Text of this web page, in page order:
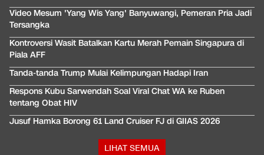
Video Mesum 'Yang Wis Yang' Banyuwangi, Pemeran Pria Jadi
Tersangka
Kontroversi Wasit Batalkan Kartu Merah Pemain Singapura di
Piala AFF
Tanda-tanda Trump Mulai Kelimpungan Hadapi Iran
Respons Kubu Sarwendah Soal Viral Chat WA ke Ruben
tentang Obat HIV
Jusuf Hamka Borong 61 Land Cruiser FJ di GIIAS 2026
LIHAT SEMUA